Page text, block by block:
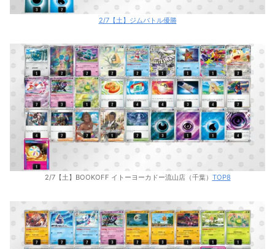
2/7【土】ジムバトル優勝
2/7【土】BOOKOFF イトーヨーカドー流山店（千葉） TOP8